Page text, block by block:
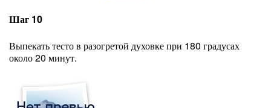
Шаг 10
Выпекать тесто в разогретой духовке при 180 градусах
около 20 минут.